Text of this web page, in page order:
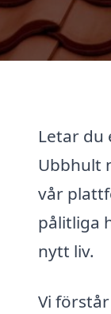
Letar du
Ubbhult
vår
pålitliga
nytt liv.
Vi